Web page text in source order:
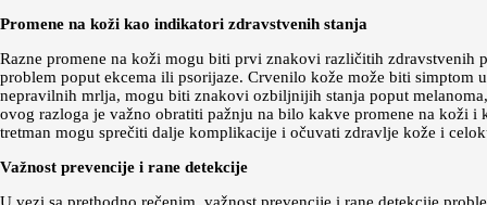
Promene na koži kao indikatori zdravstvenih stanja
Razne promene na koži mogu biti prvi znakovi različitih zdravstvenih
problem poput ekcema ili psorijaze. Crvenilo kože može biti
nepravilnih mrlja, mogu biti znakovi ozbiljnijih stanja poput
ovog razloga je važno obratiti pažnju na bilo kakve promene na koži
tretman mogu sprečiti dalje komplikacije i očuvati zdravlje kože i
Važnost prevencije i rane detekcije